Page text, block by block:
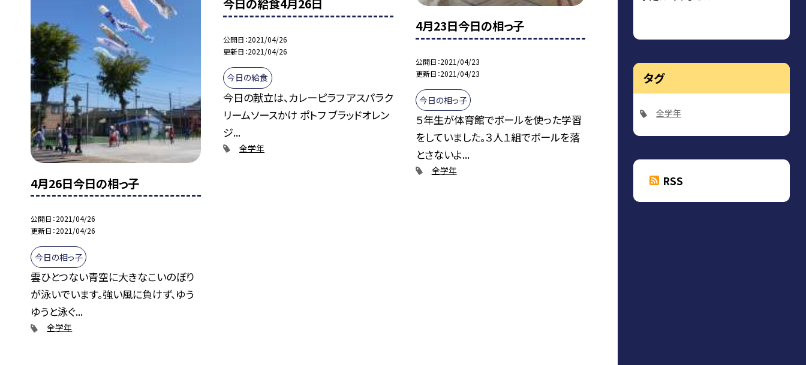
4月26日今日の相っ子
公開日 2021/04/26
更新日 2021/04/26
今日の相っ子
雲ひとつない青空に大きなこいのぼり
が泳いでいます。強い風に負けず、ゆう
ゆうと泳ぐ...
全学年
今日の給食4月26日
公開日 2021/04/26
更新日 2021/04/26
今日の給食
今日の献立は、カレーピラフ アスパラク
リームソースかけ ポトフ ブラッドオレン
ジ...
全学年
4月23日今日の相っ子
公開日 2021/04/23
更新日 2021/04/23
今日の相っ子
５年生が体育館でボールを使った学習
をしていました。３人１組でボールを落
とさないよ...
全学年
タグ
全学年
RSS